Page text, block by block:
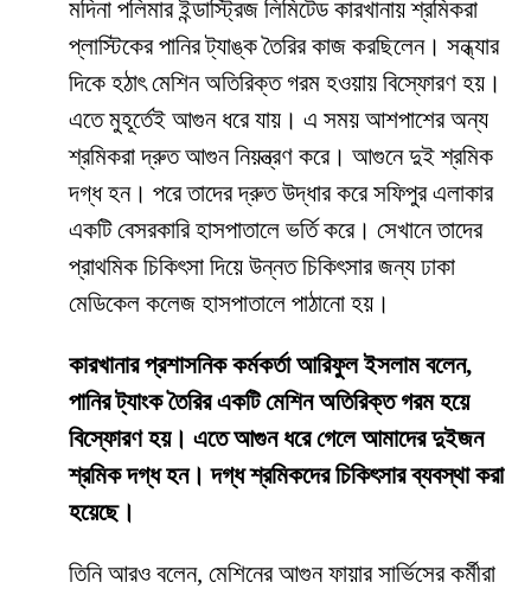
মদিনা পলিমার ইন্ডাস্ট্রিজ লিমিটেড কারখানায় শ্রমিকরা
প্লাস্টিকের পানির ট্যাঙ্ক তৈরির কাজ করছিলেন। সন্ধ্যার
দিকে হঠাৎ মেশিন অতিরিক্ত গরম হওয়ায় বিস্ফোরণ হয়।
এতে মুহূর্তেই আগুন ধরে যায়। এ সময় আশপাশের অন্য
শ্রমিকরা দ্রুত আগুন নিয়ন্ত্রণ করে। আগুনে দুই শ্রমিক
দগ্ধ হন। পরে তাদের দ্রুত উদ্ধার করে সফিপুর এলাকার
একটি বেসরকারি হাসপাতালে ভর্তি করে। সেখানে তাদের
প্রাথমিক চিকিৎসা দিয়ে উন্নত চিকিৎসার জন্য ঢাকা
মেডিকেল কলেজ হাসপাতালে পাঠানো হয়।
কারখানার প্রশাসনিক কর্মকর্তা আরিফুল ইসলাম বলেন,
পানির ট্যাংক তৈরির একটি মেশিন অতিরিক্ত গরম হয়ে
বিস্ফোরণ হয়। এতে আগুন ধরে গেলে আমাদের দুইজন
শ্রমিক দগ্ধ হন। দগ্ধ শ্রমিকদের চিকিৎসার ব্যবস্থা করা
হয়েছে।
তিনি আরও বলেন, মেশিনের আগুন ফায়ার সার্ভিসের কর্মীরা